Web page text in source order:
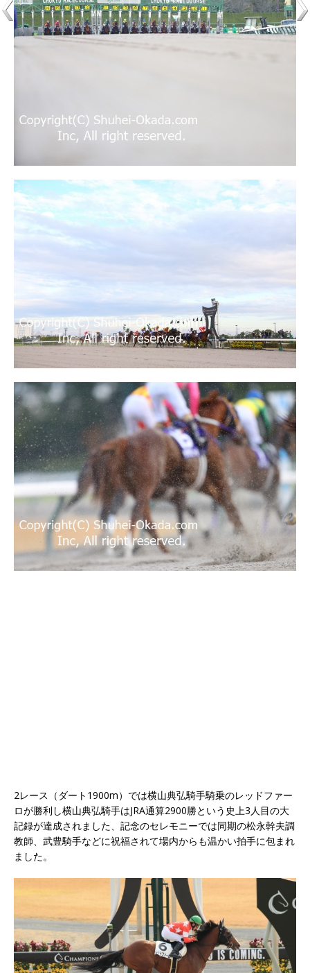
2レース（ダート1900m）では横山典弘騎手騎乗のレッドファー
ロが勝利し横山典弘騎手はJRA通算2900勝という史上3人目の大
記録が達成されました、記念のセレモニーでは同期の松永幹夫調
教師、武豊騎手などに祝福されて場内からも温かい拍手に包まれ
ました。